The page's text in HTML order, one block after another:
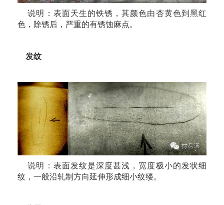
说明：表面天生的铁锈，其颜色由杏黄色到黑红
色，除锈后，严重的有锈蚀麻点。
发纹
说明：表面发纹是深度甚浅，宽度极小的发状细
纹，一般沿轧制方向延伸形成细小纹缕。